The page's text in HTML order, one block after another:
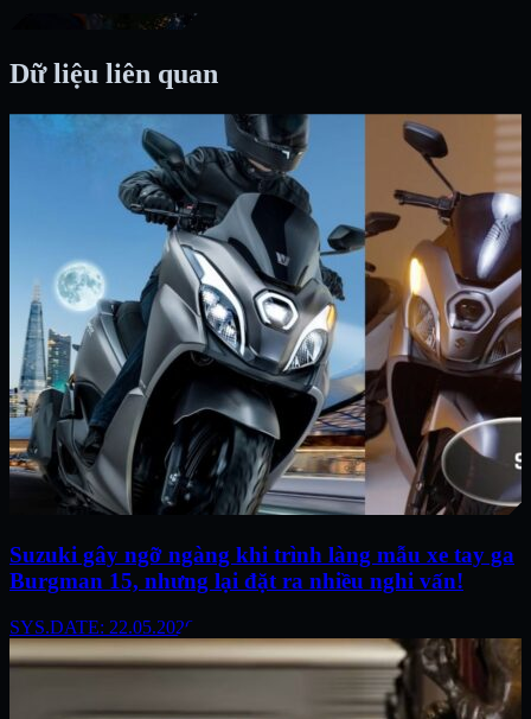
Dữ liệu liên quan
Suzuki gây ngỡ ngàng khi trình làng mẫu xe tay ga
Burgman 15, nhưng lại đặt ra nhiều nghi vấn!
SYS.DATE: 22.05.2026